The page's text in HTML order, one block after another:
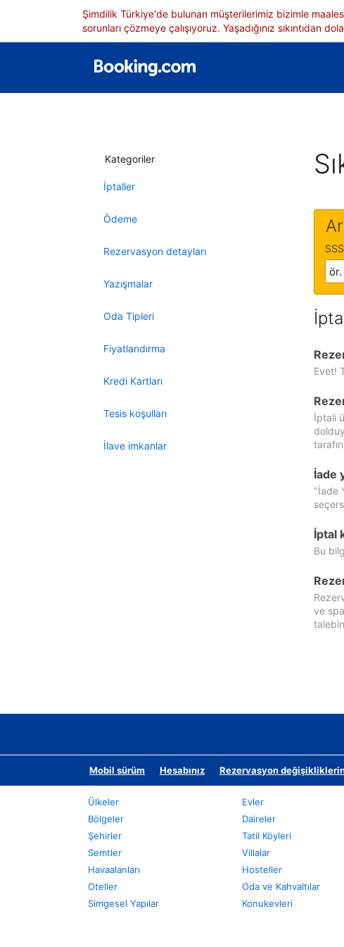
Şimdilik Türkiye'de bulunan müşterilerimiz bizimle
sorunları çözmeye çalışıyoruz. Yaşadığınız sıkıntıdan
Kategoriler
İptaller
Ödeme
Rezervasyon detayları
Yazışmalar
Oda Tipleri
Fiyatlandırma
Kredi Kartları
Tesis koşulları
İlave imkanlar
Evet!
İptali
İade
"İade
İptal
Bu
ve
Mobil sürüm Hesabınız Rezervasyon
Ülkeler
Bölgeler
Şehirler
Semtler
Havaalanları
Oteller
Simgesel Yapılar
Evler
Daireler
Tatil Köyleri
Villalar
Hosteller
Oda ve Kahvaltılar
Konukevleri